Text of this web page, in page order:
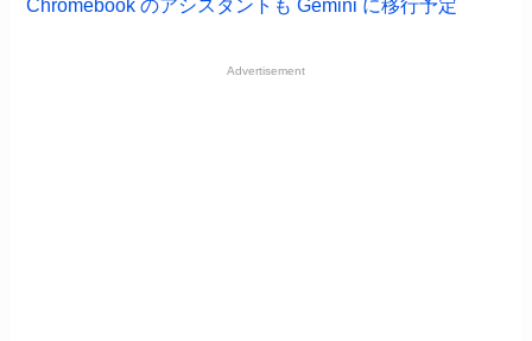
Chromebook のアシスタントも Gemini に移行予定
Advertisement